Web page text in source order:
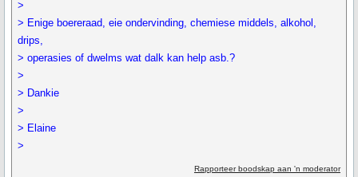
>
> Enige boereraad, eie ondervinding, chemiese middels, alkohol,
drips,
> operasies of dwelms wat dalk kan help asb.?
>
> Dankie
>
> Elaine
>
Rapporteer boodskap aan 'n moderator